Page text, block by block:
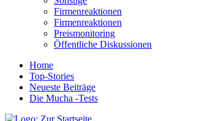
Firmenreaktionen
Firmenreaktionen
Preismonitoring
Öffentliche Diskussionen
Home
Top-Stories
Neueste Beiträge
Die Mucha -Tests